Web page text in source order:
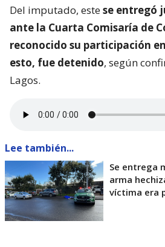
Del imputado, estese entregó
ante la Cuarta Comisaría de
reconocido su participación
esto, fue detenido, según
Lagos.
Lee también...
Se entrega
arma
víctima era